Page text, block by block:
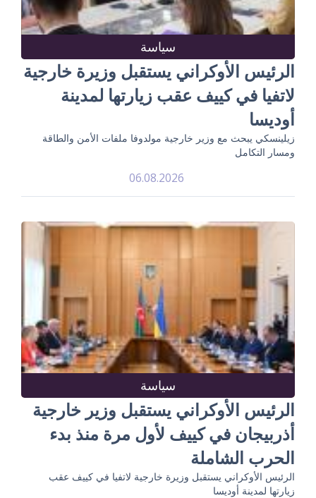
سياسة
الرئيس الأوكراني يستقبل وزيرة خارجية
لاتفيا في كييف عقب زيارتها لمدينة
أوديسا
زيلينسكي يبحث مع وزير خارجية مولدوفا ملفات الأمن والطاقة
ومسار التكامل
06.08.2026
سياسة
الرئيس الأوكراني يستقبل وزير خارجية
أذربيجان في كييف لأول مرة منذ بدء
الحرب الشاملة
الرئيس الأوكراني يستقبل وزيرة خارجية لاتفيا في كييف عقب
زيارتها لمدينة أوديسا